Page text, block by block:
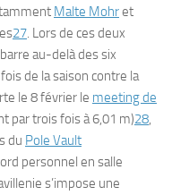
Malte Mohret
27. Lors de ces deux
au-delà des six
de la saison contre la
le 8 février le meeting de
par trois fois à 6,01 m)28,
du Pole Vault
personnel en salle
s’impose une